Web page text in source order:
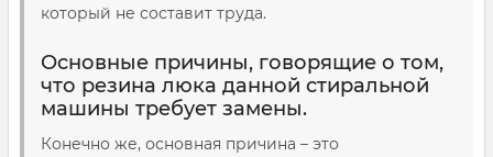
который не составит труда.
Основные причины, говорящие о том,
что резина люка данной стиральной
машины требует замены.
Конечно же, основная причина – это